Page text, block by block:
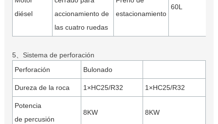
diésel
accionamiento de
las cuatro ruedas
estacionamiento
60L
5、Sistema de perforación
Perforación
Bulonado
Dureza de la roca 1×HC25/R32 1×HC25/R32
Potencia
de percusión
8KW 8KW